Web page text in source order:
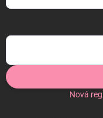
Nová